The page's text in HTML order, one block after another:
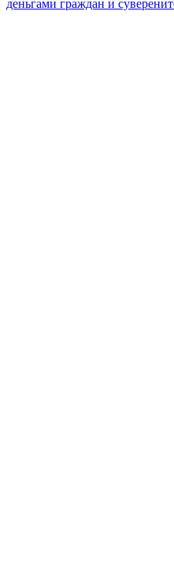
деньгами граждан и